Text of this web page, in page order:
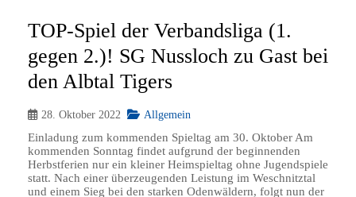
TOP-Spiel der Verbandsliga (1.
gegen 2.)! SG Nussloch zu Gast bei
den Albtal Tigers
28. Oktober 2022
Allgemein
Einladung zum kommenden Spieltag am 30. Oktober Am
kommenden Sonntag findet aufgrund der beginnenden
Herbstferien nur ein kleiner Heimspieltag ohne Jugendspiele
statt. Nach einer überzeugenden Leistung im Weschnitztal
und einem Sieg bei den starken Odenwäldern, folgt nun der